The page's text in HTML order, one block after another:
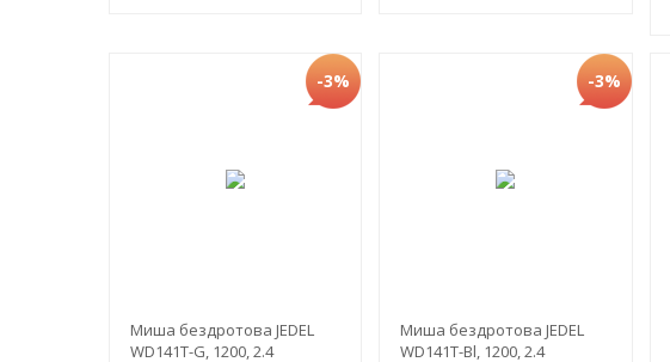
-3%
Миша бездротова JEDEL
WD141T-G, 1200, 2.4
-3%
Миша бездротова JEDEL
WD141T-Bl, 1200, 2.4